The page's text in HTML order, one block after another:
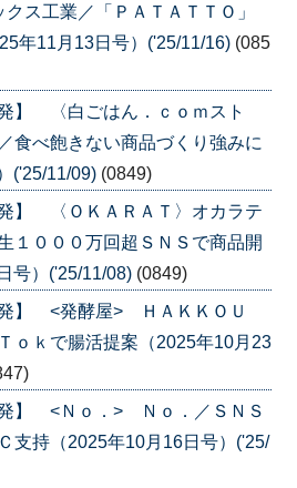
ス工業／「ＰＡＴＡＴＴＯ」
年11月13日号）('25/11/16) (085
】 〈白ごはん．ｃｏｍスト
食べ飽きない商品づくり強みに
('25/11/09) (0849)
】 〈ＯＫＡＲＡＴ〉オカラテ
１０００万回超ＳＮＳで商品開
号）('25/11/08) (0849)
発】 <発酵屋> ＨＡＫＫＯＵ
ｏｋで腸活提案（2025年10月23
】 <Ｎｏ．> Ｎｏ．／ＳＮＳ
支持（2025年10月16日号）('25/